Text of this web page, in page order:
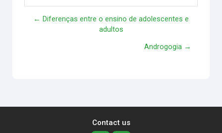
← Diferenças entre o ensino de adolescentes e
adultos
Androgogia →
Contact us